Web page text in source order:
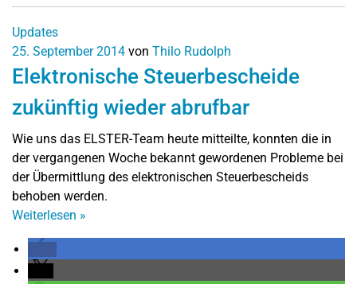
Updates
25. September 2014 von Thilo Rudolph
Elektronische Steuerbescheide
zukünftig wieder abrufbar
Wie uns das ELSTER-Team heute mitteilte, konnten die in
der vergangenen Woche bekannt gewordenen Probleme bei
der Übermittlung des elektronischen Steuerbescheids
behoben werden.
Weiterlesen »